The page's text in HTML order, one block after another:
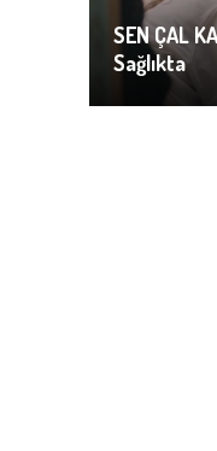
SEN ÇAL
Sağlıkta